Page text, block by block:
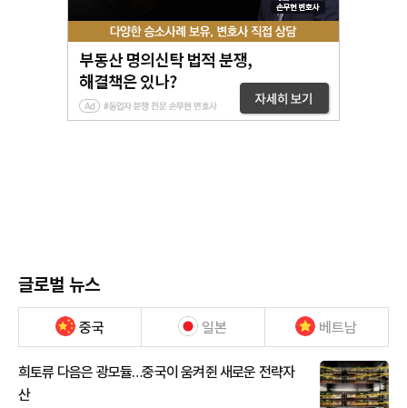
글로벌 뉴스
중국 일본 베트남
희토류 다음은 광모듈…중국이 움켜쥔 새로운 전략자
산